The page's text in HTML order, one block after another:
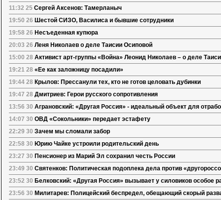
11:32 25 Сергей Аксенов: Тамерланыч
19:50 26 Шестой СИЗО, Василиса и бывшие сотрудники
19:58 26 Несъеденная купюра
20:03 26 Леня Николаев о деле Таисии Осиповой
15:00 28 Активист арт-группы «Война» Леонид Николаев – о деле
19:21 28 «Ее как заложницу посадили»
19:44 28 Крылов: Прессанули тех, кто не готов целовать дубинки
19:47 28 Дмитриев: Герои русского сопротивления
13:56 30 Аграновский: «Другая Россия» - идеальный объект для
14:07 30 ОВД «Сокольники» передает эстафету
22:29 30 Зачем мы сломали забор
22:58 30 Юрию Чайке устроили родительский день
23:27 30 Пенсионер из Марий Эл сохранил честь России
23:49 30 Святенков: Политическая подоплека дела против
23:52 30 Белковский: «Другая Россия» вызывает у силовиков особое
23:56 30 Милитарев: Полицейский беспредел, обещающий скорый